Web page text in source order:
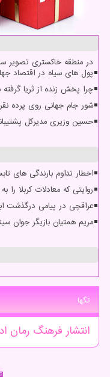
در منطقه خاکستری تصویر
پول های سیاه در اقتصاد
چرا پخش زنده از ثریا
شور جام جهانی روی پرده
حسین وزیری مدیرکل
اخطار تداوم بارندگی های تابستانه و
روایتی که معادلات کربلا را
عراقچی در پیامی درگذشت
مریم همتیان بازیگر جوان
تگها
انتشار فرهنگ رمان